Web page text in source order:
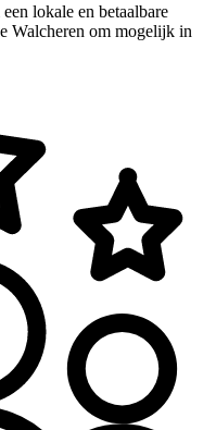
lokale en betaalbare
Walcheren om mogelijk in